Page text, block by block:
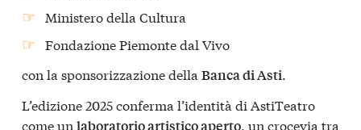
Ministero della Cultura
Fondazione Piemonte dal Vivo
con la sponsorizzazione della Banca di Asti.
L’edizione 2025 conferma l’identità di AstiTeatro
come un laboratorio artistico aperto, un crocevia tra